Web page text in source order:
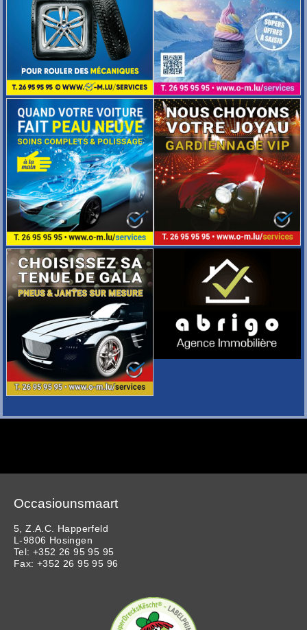
Occasiounsmaart
5, Z.A.C. Happerfeld
L-9806 Hosingen
Tel: +352 26 95 95 95
Fax: +352 26 95 95 96